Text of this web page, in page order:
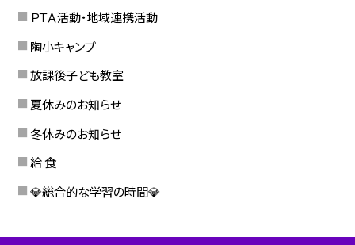
ＰＴＡ活動・地域連携活動
陶小キャンプ
放課後子ども教室
夏休みのお知らせ
冬休みのお知らせ
給 食
💎総合的な学習の時間💎